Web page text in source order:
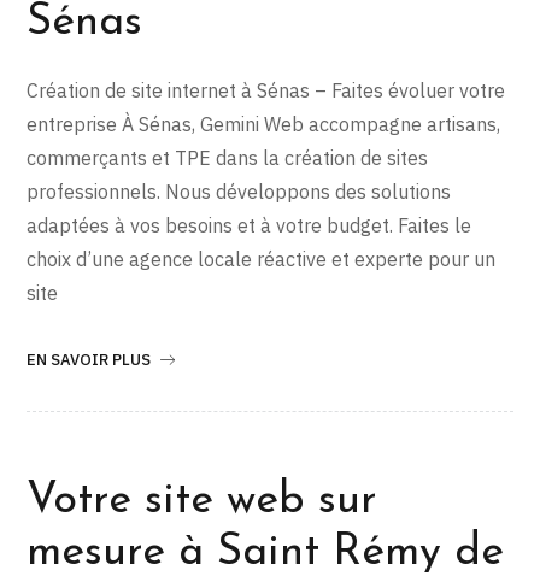
Sénas
Création de site internet à Sénas – Faites évoluer votre
entreprise À Sénas, Gemini Web accompagne artisans,
commerçants et TPE dans la création de sites
professionnels. Nous développons des solutions
adaptées à vos besoins et à votre budget. Faites le
choix d’une agence locale réactive et experte pour un
site
EN SAVOIR PLUS
Votre site web sur
mesure à Saint Rémy de